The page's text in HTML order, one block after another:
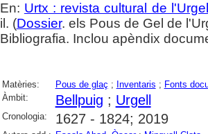
En: Urtx : revista cultural de
il. (Dossier. els Pous de Gel de
Bibliografia. Inclou apèndix
Matèries: Pous de glaç ; Inventaris ; Fonts
Àmbit:
Bellpuig ; Urgell
Cronologia: 1627 - 1824; 2019